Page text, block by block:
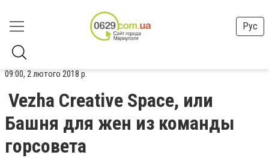
Рус
09:00, 2 лютого 2018 р.
Vezha Creative Space, или
Башня для жен из команды
горсовета